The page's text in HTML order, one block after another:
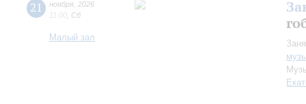
21 ноября 2026
11:00 Сб
Малый зал